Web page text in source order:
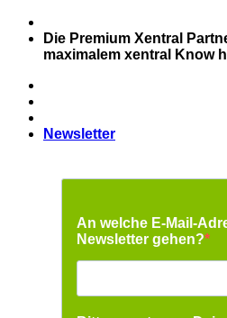
Zum
Inhalt
springen
Die Premium Xentral
maximalem xentral Know
Newsletter